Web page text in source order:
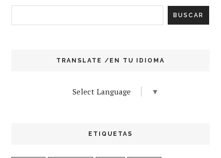
TRANSLATE /EN TU IDIOMA
Select Language ▼
ETIQUETAS